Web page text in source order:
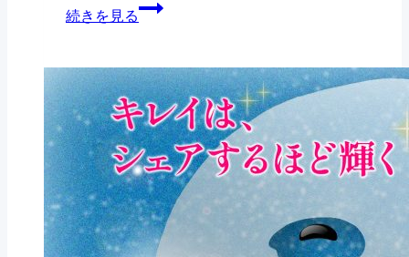
時
を
輝
か
せ
る
「ほ
続きを見る銀
の
隠
れ
家
ク
リ
ニ